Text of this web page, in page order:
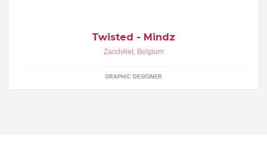
Twisted - Mindz
Zandvliet, Belgium
GRAPHIC DESIGNER